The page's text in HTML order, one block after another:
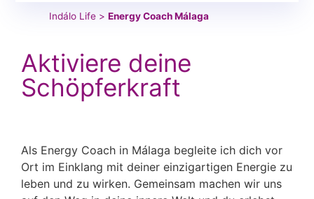
Indálo Life > Energy Coach Málaga
Aktiviere deine
Schöpferkraft
Als Energy Coach in Málaga begleite ich dich vor
Ort im Einklang mit deiner einzigartigen Energie zu
leben und zu wirken. Gemeinsam machen wir uns